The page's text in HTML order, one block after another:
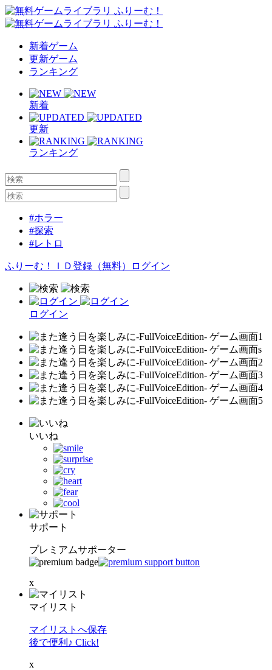
新着ゲーム
更新ゲーム
ランキング
新着
更新
ランキング
#ホラー
#探索
#レトロ
ふりーむ！ＩＤ登録（無料） ログイン
ログイン
いいね
サポート
プレミアムサポーター
x
マイリスト
マイリストへ保存
後で便利♪ Click!
x